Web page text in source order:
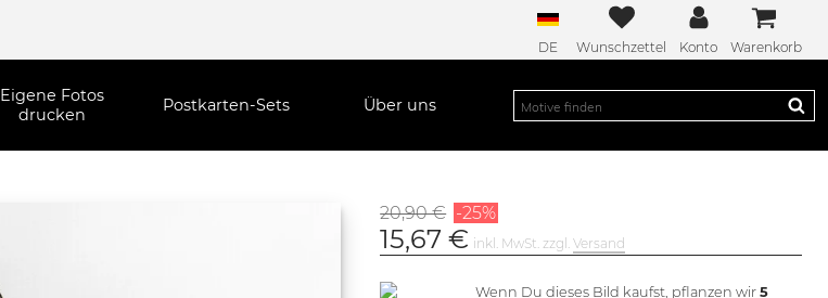
DE Wunschzettel Konto Warenkorb
Eigene Fotos
drucken
Postkarten-Sets Über uns
20,90 € -25%
15,67 € inkl. MwSt. zzgl.Versand
Wenn Du dieses Bild kaufst, pflanzen wir5